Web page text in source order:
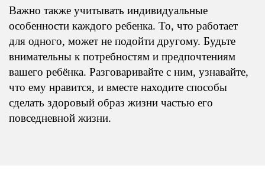
Важно также учитывать индивидуальные
особенности каждого ребенка. То, что работает
для одного, может не подойти другому. Будьте
внимательны к потребностям и предпочтениям
вашего ребёнка. Разговаривайте с ним, узнавайте,
что ему нравится, и вместе находите способы
сделать здоровый образ жизни частью его
повседневной жизни.